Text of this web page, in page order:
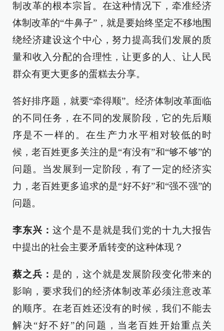
制改革的根本宗旨。在这种情况下，牵准经济
体制改革的“牛鼻子”，就是要始终坚定不移地围
绕经济建设这个中心，努力提高我们发展的质
量和收入分配的合理性，让更多的人、让人民
群众有更大更多的蛋糕去分享。
答好排序题，就要“牵得顺”。经济体制改革面临
的不同任务，在不同的发展阶段，它的先后顺
序是不一样的。在生产力水平相对较低的时
候，老百姓更多关注的是“有没有”和“够不够”的
问题。当发展到一定阶段，有了一定的经济实
力，老百姓更多追求的是“好不好”和“强不强”的
问题。
李东兴： 这个是不是就是我们党的十九大报告
中提出的社会主要矛盾转变的这种体现？
蔡之兵： 是的，这个就是发展阶段变化带来的
影响，要求我们的经济体制改革必须注意改革
的顺序。在老百姓还没有的时候，我们不能去
解决“好不好”的问题，当老百姓开始重点关